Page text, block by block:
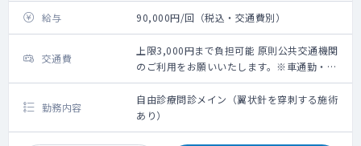
給与 90,000円/回（税込・交通費別）
交通費
上限3,000円まで負担可能 原則公共交通機関
のご利用をお願いいたします。※車通勤・タ
クシー利用要相談
勤務内容
自由診療問診メイン（翼状針を穿刺する施術
あり）